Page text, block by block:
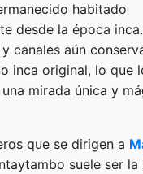
habitado
desde la época
canales aún
inca original, lo que
mirada única y
que se dirigen a
suele ser la